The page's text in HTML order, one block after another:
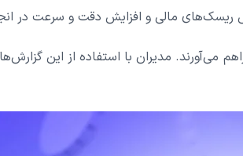
ریسک‌های مالی و افزایش دقت و سرعت در
می‌آورند. مدیران با استفاده از این